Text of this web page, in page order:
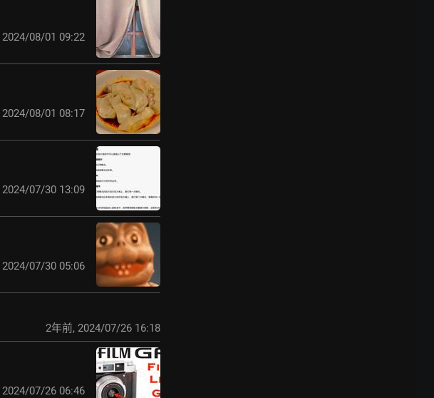
2024/08/01 09:22
2024/08/01 08:17
2024/07/30 13:09
2024/07/30 05:06
2年前, 2024/07/26 16:18
2024/07/26 06:46